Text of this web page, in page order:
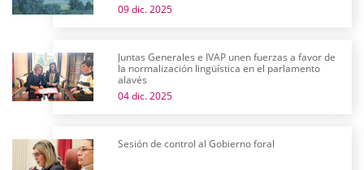
09 dic. 2025
Juntas Generales e IVAP unen fuerzas a favor de
la normalización lingüística en el parlamento
alavés
04 dic. 2025
Sesión de control al Gobierno foral